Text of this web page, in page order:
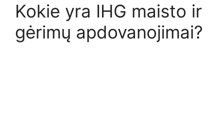
Kokie yra IHG maisto ir
gėrimų apdovanojimai?